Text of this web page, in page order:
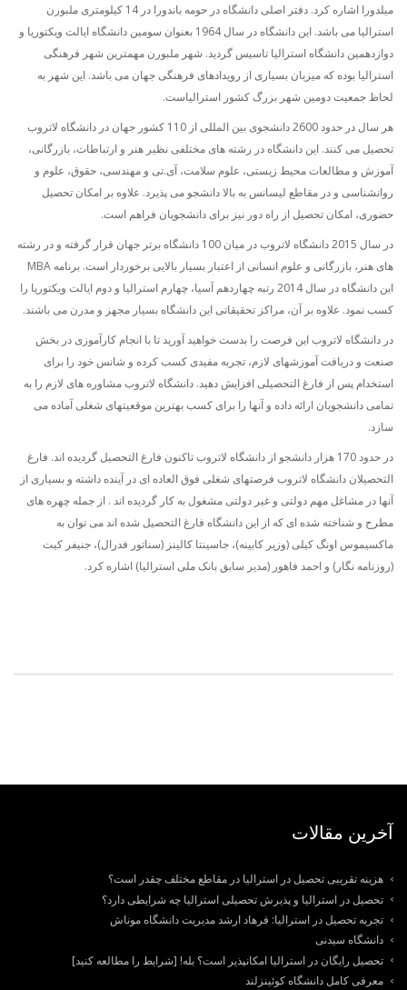
میلدورا اشاره کرد. دفتر اصلی دانشگاه در حومه باندورا در 14 کیلومتری ملبورن
استرالیا می باشد. این دانشگاه در سال 1964 بعنوان سومین دانشگاه ایالت ویکتوریا و
دوازدهمین دانشگاه استرالیا تاسیس گردید. شهر ملبورن مهمترین شهر فرهنگی
استرالیا بوده که میزبان بسیاری از رویدادهای فرهنگی جهان می باشد. این شهر به
لحاظ جمعیت دومین شهر بزرگ کشور استرالیاست.
هر سال در حدود 2600 دانشجوی بین المللی از 110 کشور جهان در دانشگاه لاتروب
تحصیل می کنند. این دانشگاه در رشته های مختلفی نظیر هنر و ارتباطات، بازرگانی،
آموزش و مطالعات محیط زیستی، علوم سلامت، آی.تی و مهندسی، حقوق، علوم و
روانشناسی و در مقاطع لیسانس به بالا دانشجو می پذیرد. علاوه بر امکان تحصیل
حضوری، امکان تحصیل از راه دور نیز برای دانشجویان فراهم است.
در سال 2015 دانشگاه لاتروب در میان 100 دانشگاه برتر جهان قرار گرفته و در رشته
های هنر، بازرگانی و علوم انسانی از اعتبار بسیار بالایی برخوردار است. برنامه MBA
این دانشگاه در سال 2014 رتبه چهاردهم آسیا، چهارم استرالیا و دوم ایالت ویکتوریا را
کسب نمود. علاوه بر آن، مراکز تحقیقاتی این دانشگاه بسیار مجهز و مدرن می باشند.
در دانشگاه لاتروب این فرصت را بدست خواهید آورید تا با انجام کارآموزی در بخش
صنعت و دریافت آموزشهای لازم، تجربه مفیدی کسب کرده و شانس خود را برای
استخدام پس از فارغ التحصیلی افزایش دهید. دانشگاه لاتروب مشاوره های لازم را به
تمامی دانشجویان ارائه داده و آنها را برای کسب بهترین موقعیتهای شغلی آماده می
سازد.
در حدود 170 هزار دانشجو از دانشگاه لاتروب تاکنون فارغ التحصیل گردیده اند. فارغ
التحصیلان دانشگاه لاتروب فرصتهای شغلی فوق العاده ای در آینده داشته و بسیاری از
آنها در مشاغل مهم دولتی و غیر دولتی مشغول به کار گردیده اند . از جمله چهره های
مطرح و شناخته شده ای که از این دانشگاه فارغ التحصیل شده اند می توان به
ماکسیموس اونگ کیلی (وزیر کابینه)، جاسینتا کالینز (سناتور فدرال)، جنیفر کیت
(روزنامه نگار) و احمد فاهور (مدیر سابق بانک ملی استرالیا) اشاره کرد.
آخرین مقالات
هزینه تقریبی تحصیل در استرالیا در مقاطع مختلف چقدر است؟
تحصیل در استرالیا و پذیرش تحصیلی استرالیا چه شرایطی دارد؟
تجربه تحصیل در استرالیا: فرهاد ارشد مدیریت دانشگاه موناش
دانشگاه سیدنی
تحصیل رایگان در استرالیا امکانپذیر است؟ بله! [شرایط را مطالعه کنید]
معرفی کامل دانشگاه کوئینزلند